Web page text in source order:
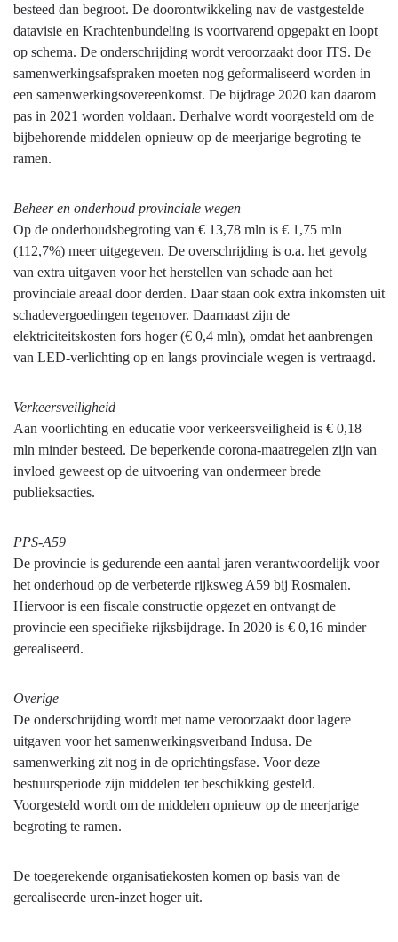
besteed dan begroot. De doorontwikkeling nav de vastgestelde
datavisie en Krachtenbundeling is voortvarend opgepakt en loopt
op schema. De onderschrijding wordt veroorzaakt door ITS. De
samenwerkingsafspraken moeten nog geformaliseerd worden in
een samenwerkingsovereenkomst. De bijdrage 2020 kan daarom
pas in 2021 worden voldaan. Derhalve wordt voorgesteld om de
bijbehorende middelen opnieuw op de meerjarige begroting te
ramen.
Beheer en onderhoud provinciale wegen
Op de onderhoudsbegroting van € 13,78 mln is € 1,75 mln
(112,7%) meer uitgegeven. De overschrijding is o.a. het gevolg
van extra uitgaven voor het herstellen van schade aan het
provinciale areaal door derden. Daar staan ook extra inkomsten uit
schadevergoedingen tegenover. Daarnaast zijn de
elektriciteitskosten fors hoger (€ 0,4 mln), omdat het aanbrengen
van LED-verlichting op en langs provinciale wegen is vertraagd.
Verkeersveiligheid
Aan voorlichting en educatie voor verkeersveiligheid is € 0,18
mln minder besteed. De beperkende corona-maatregelen zijn van
invloed geweest op de uitvoering van ondermeer brede
publieksacties.
PPS-A59
De provincie is gedurende een aantal jaren verantwoordelijk voor
het onderhoud op de verbeterde rijksweg A59 bij Rosmalen.
Hiervoor is een fiscale constructie opgezet en ontvangt de
provincie een specifieke rijksbijdrage. In 2020 is € 0,16 minder
gerealiseerd.
Overige
De onderschrijding wordt met name veroorzaakt door lagere
uitgaven voor het samenwerkingsverband Indusa. De
samenwerking zit nog in de oprichtingsfase. Voor deze
bestuursperiode zijn middelen ter beschikking gesteld.
Voorgesteld wordt om de middelen opnieuw op de meerjarige
begroting te ramen.
De toegerekende organisatiekosten komen op basis van de
gerealiseerde uren-inzet hoger uit.